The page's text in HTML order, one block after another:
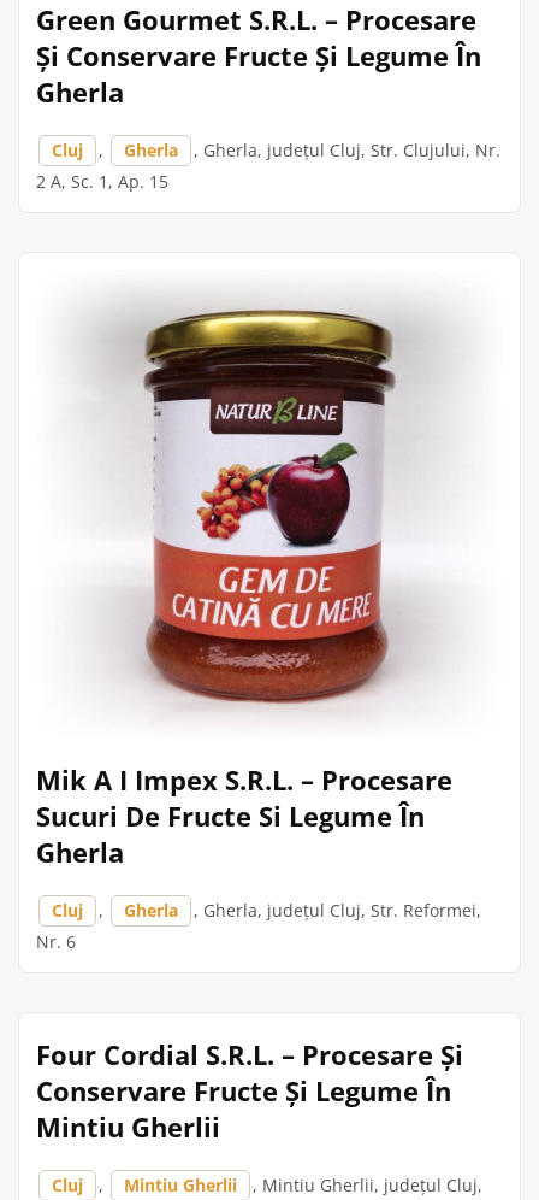
Green Gourmet S.R.L. – Procesare
Și Conservare Fructe Și Legume În
Gherla
Cluj , Gherla
, Gherla, județul Cluj, Str. Clujului, Nr.
2 A, Sc. 1, Ap. 15
Mik A I Impex S.R.L. – Procesare
Sucuri De Fructe Si Legume În
Gherla
Cluj , Gherla
, Gherla, județul Cluj, Str. Reformei,
Nr. 6
Four Cordial S.R.L. – Procesare Și
Conservare Fructe Și Legume În
Mintiu Gherlii
Cluj , Mintiu Gherlii
, Mintiu Gherlii, județul Cluj,